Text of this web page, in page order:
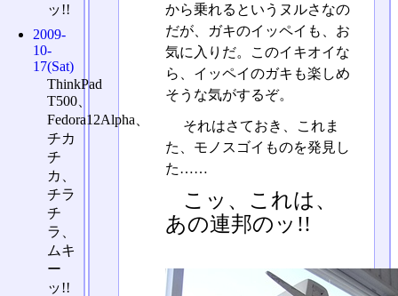
から乗れるというヌルさなの
だが、ガキのイッペイも、お
気に入りだ。このイキオイな
ら、イッペイのガキも楽しめ
そうな気がするぞ。
それはさておき、これま
た、モノスゴイものを発見し
た……
こッ、これは、
あの連邦のッ!!
ッ!!
2009-
10-
17(Sat)
ThinkPad
T500、
Fedora12Alpha、
チカ
チ
カ、
チラ
チ
ラ、
ムキ
ー
ッ!!